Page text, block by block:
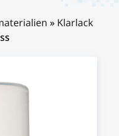
» Klarlack